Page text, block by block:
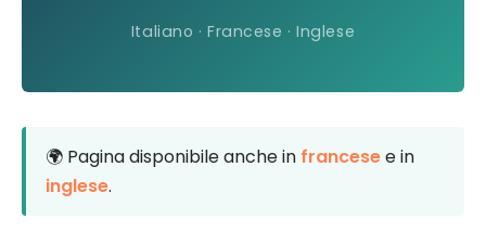
Italiano · Francese · Inglese
🌍 Pagina disponibile anche in francesee in
inglese.